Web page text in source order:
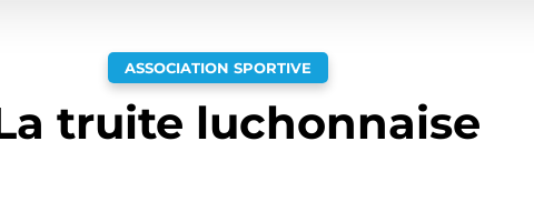
ASSOCIATION SPORTIVE
truite luchonnaise